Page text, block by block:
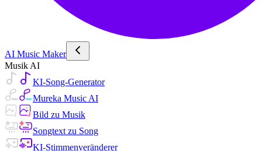
AI Music Maker
Musik AI
KI-Song-Generator
Mureka Music AI
Bild zu Musik
Songtext zu Song
KI-Stimmenveränderer